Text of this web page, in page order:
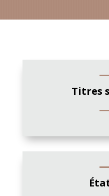
Titres